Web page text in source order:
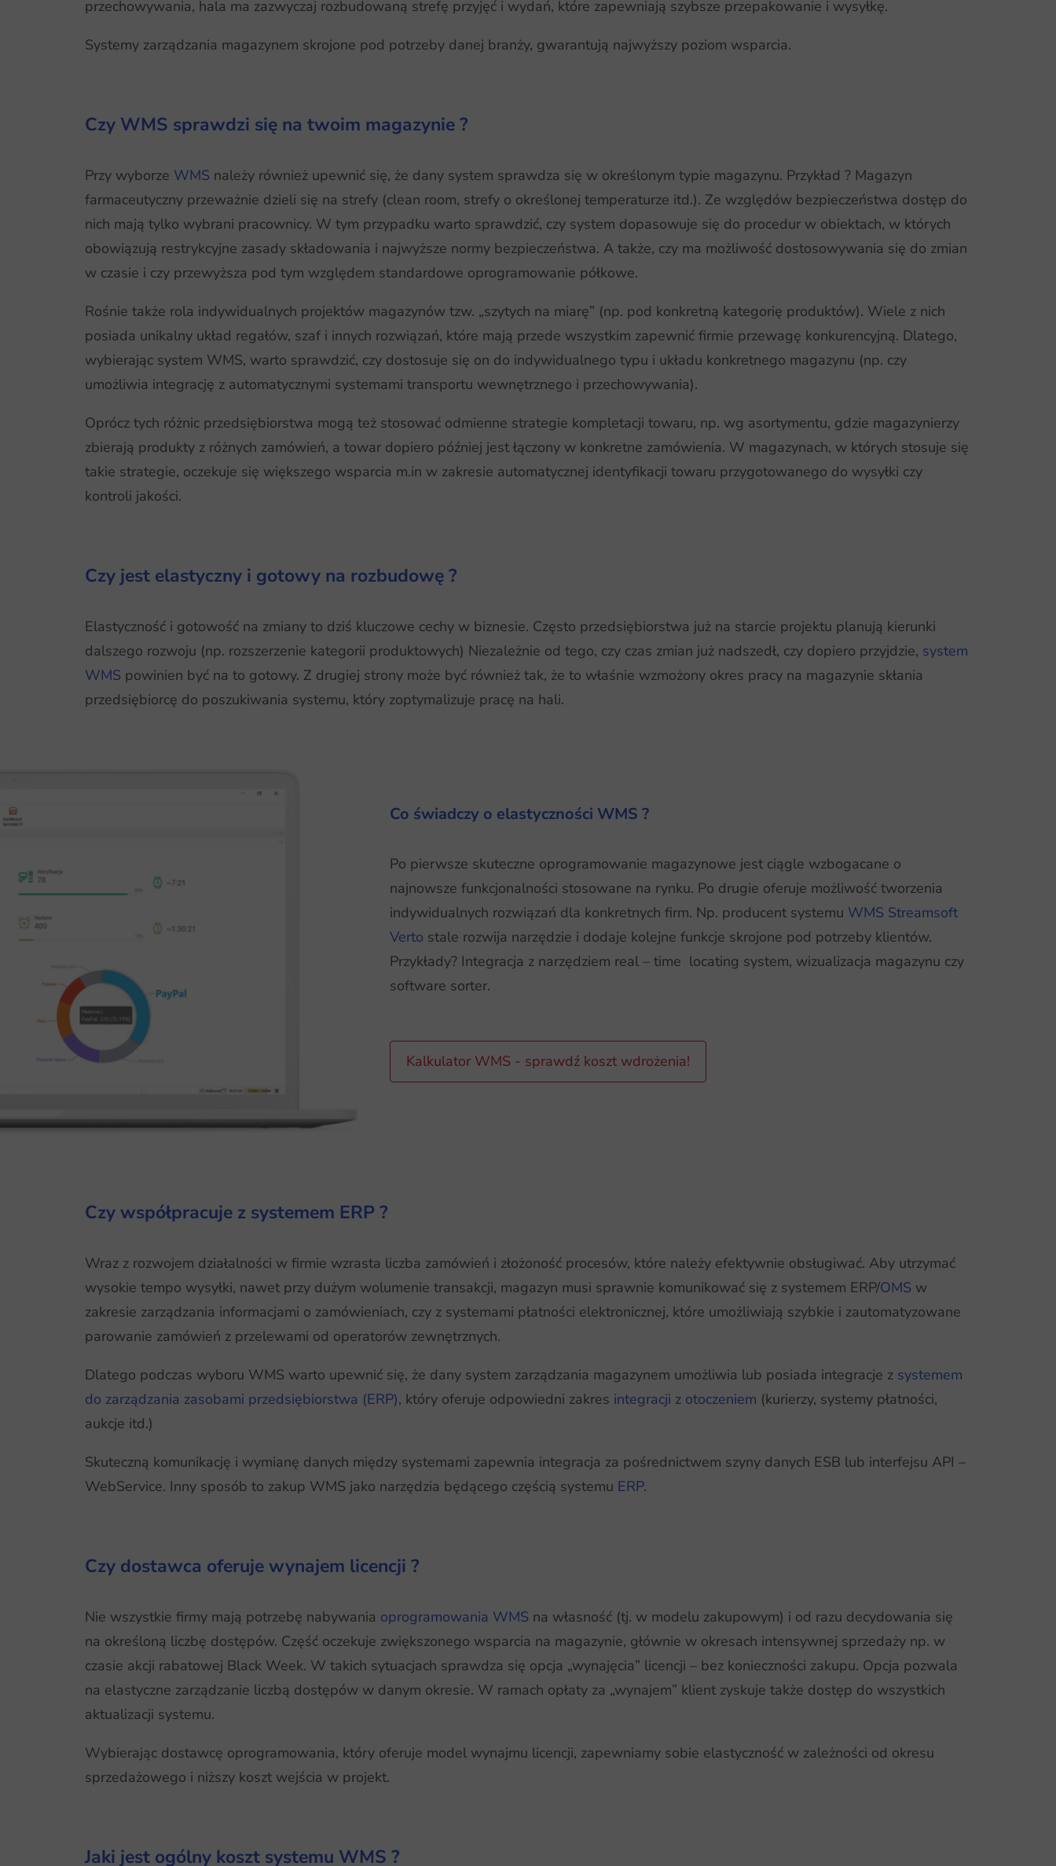
przechowywania, hala ma zazwyczaj rozbudowaną strefę przyjęć i wydań, które zapewniają szybsze przepakowanie i wysyłkę.
Systemy zarządzania magazynem skrojone pod potrzeby danej branży, gwarantują najwyższy poziom wsparcia.
Czy WMS sprawdzi się na twoim magazynie ?
Przy wyborze WMS należy również upewnić się, że dany system sprawdza się w określonym typie magazynu. Przykład ? Magazyn
farmaceutyczny przeważnie dzieli się na strefy (clean room, strefy o określonej temperaturze itd.). Ze względów bezpieczeństwa dostęp do
nich mają tylko wybrani pracownicy. W tym przypadku warto sprawdzić, czy system dopasowuje się do procedur w obiektach, w których
obowiązują restrykcyjne zasady składowania i najwyższe normy bezpieczeństwa. A także, czy ma możliwość dostosowywania się do zmian
w czasie i czy przewyższa pod tym względem standardowe oprogramowanie półkowe.
Rośnie także rola indywidualnych projektów magazynów tzw. „szytych na miarę” (np. pod konkretną kategorię produktów). Wiele z nich
posiada unikalny układ regałów, szaf i innych rozwiązań, które mają przede wszystkim zapewnić firmie przewagę konkurencyjną. Dlatego,
wybierając system WMS, warto sprawdzić, czy dostosuje się on do indywidualnego typu i układu konkretnego magazynu (np. czy
umożliwia integrację z automatycznymi systemami transportu wewnętrznego i przechowywania).
Oprócz tych różnic przedsiębiorstwa mogą też stosować odmienne strategie kompletacji towaru, np. wg asortymentu, gdzie magazynierzy
zbierają produkty z różnych zamówień, a towar dopiero później jest łączony w konkretne zamówienia. W magazynach, w których stosuje się
takie strategie, oczekuje się większego wsparcia m.in w zakresie automatycznej identyfikacji towaru przygotowanego do wysyłki czy
kontroli jakości.
Czy jest elastyczny i gotowy na rozbudowę ?
Elastyczność i gotowość na zmiany to dziś kluczowe cechy w biznesie. Często przedsiębiorstwa już na starcie projektu planują kierunki
dalszego rozwoju (np. rozszerzenie kategorii produktowych) Niezależnie od tego, czy czas zmian już nadszedł, czy dopiero przyjdzie, system
WMS powinien być na to gotowy. Z drugiej strony może być również tak, że to właśnie wzmożony okres pracy na magazynie skłania
przedsiębiorcę do poszukiwania systemu, który zoptymalizuje pracę na hali.
Co świadczy o elastyczności WMS ?
Po pierwsze skuteczne oprogramowanie magazynowe jest ciągle wzbogacane o
najnowsze funkcjonalności stosowane na rynku. Po drugie oferuje możliwość tworzenia
indywidualnych rozwiązań dla konkretnych firm. Np. producent systemu WMS Streamsoft
Verto stale rozwija narzędzie i dodaje kolejne funkcje skrojone pod potrzeby klientów.
Przykłady? Integracja z narzędziem real – time locating system, wizualizacja magazynu czy
software sorter.
Kalkulator WMS - sprawdź koszt wdrożenia!
Czy współpracuje z systemem ERP ?
Wraz z rozwojem działalności w firmie wzrasta liczba zamówień i złożoność procesów, które należy efektywnie obsługiwać. Aby utrzymać
wysokie tempo wysyłki, nawet przy dużym wolumenie transakcji, magazyn musi sprawnie komunikować się z systemem ERP/OMS w
zakresie zarządzania informacjami o zamówieniach, czy z systemami płatności elektronicznej, które umożliwiają szybkie i zautomatyzowane
parowanie zamówień z przelewami od operatorów zewnętrznych.
Dlatego podczas wyboru WMS warto upewnić się, że dany system zarządzania magazynem umożliwia lub posiada integracje z systemem
do zarządzania zasobami przedsiębiorstwa (ERP), który oferuje odpowiedni zakres integracji z otoczeniem (kurierzy, systemy płatności,
aukcje itd.)
Skuteczną komunikację i wymianę danych między systemami zapewnia integracja za pośrednictwem szyny danych ESB lub interfejsu API –
WebService. Inny sposób to zakup WMS jako narzędzia będącego częścią systemu ERP.
Czy dostawca oferuje wynajem licencji ?
Nie wszystkie firmy mają potrzebę nabywania oprogramowania WMS na własność (tj. w modelu zakupowym) i od razu decydowania się
na określoną liczbę dostępów. Część oczekuje zwiększonego wsparcia na magazynie, głównie w okresach intensywnej sprzedaży np. w
czasie akcji rabatowej Black Week. W takich sytuacjach sprawdza się opcja „wynajęcia” licencji – bez konieczności zakupu. Opcja pozwala
na elastyczne zarządzanie liczbą dostępów w danym okresie. W ramach opłaty za „wynajem” klient zyskuje także dostęp do wszystkich
aktualizacji systemu.
Wybierając dostawcę oprogramowania, który oferuje model wynajmu licencji, zapewniamy sobie elastyczność w zależności od okresu
sprzedażowego i niższy koszt wejścia w projekt.
Jaki jest ogólny koszt systemu WMS ?